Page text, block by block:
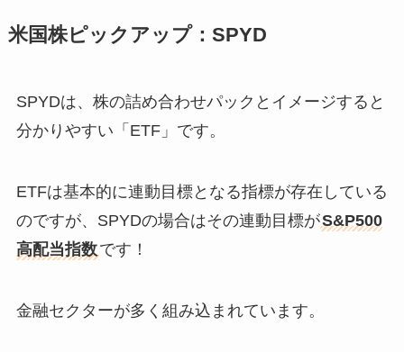
米国株ピックアップ：SPYD
SPYDは、株の詰め合わせパックとイメージすると
分かりやすい「ETF」です。
ETFは基本的に連動目標となる指標が存在している
のですが、SPYDの場合はその連動目標がS&P500
高配当指数です！
金融セクターが多く組み込まれています。